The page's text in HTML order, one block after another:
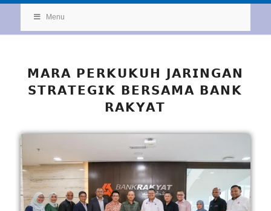
Menu
𝗠𝗔𝗥𝗔 𝗣𝗘𝗥𝗞𝗨𝗞𝗨𝗛 𝗝𝗔𝗥𝗜𝗡𝗚𝗔𝗡
𝗦𝗧𝗥𝗔𝗧𝗘𝗚𝗜𝗞 𝗕𝗘𝗥𝗦𝗔𝗠𝗔 𝗕𝗔𝗡𝗞
𝗥𝗔𝗞𝗬𝗔𝗧